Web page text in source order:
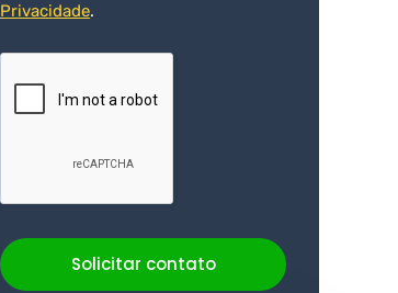
Privacidade.
Solicitar contato